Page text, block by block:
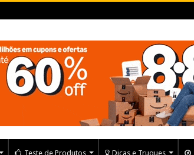
Teste de Produtos Dicas e Truques